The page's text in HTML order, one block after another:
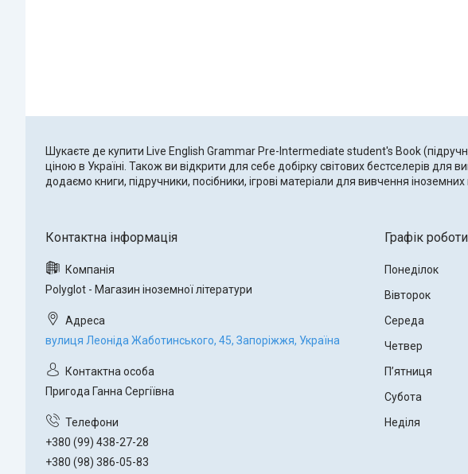
Шукаєте де купити Live English Grammar Pre-Intermediate student's Book
ціною в Україні. Також ви відкрити для себе добірку світових бестселерів
додаємо книги, підручники, посібники, ігрові матеріали для вивчення
Polyglot - Магазин іноземної літератури
вулиця Леоніда Жаботинського, 45, Запоріжжя, Україна
Пригода Ганна Сергіївна
+380 (99) 438-27-28
+380 (98) 386-05-83
Графік роботи
Понеділок
Вівторок
Середа
Четвер
Пʼятниця
Субота
Неділя